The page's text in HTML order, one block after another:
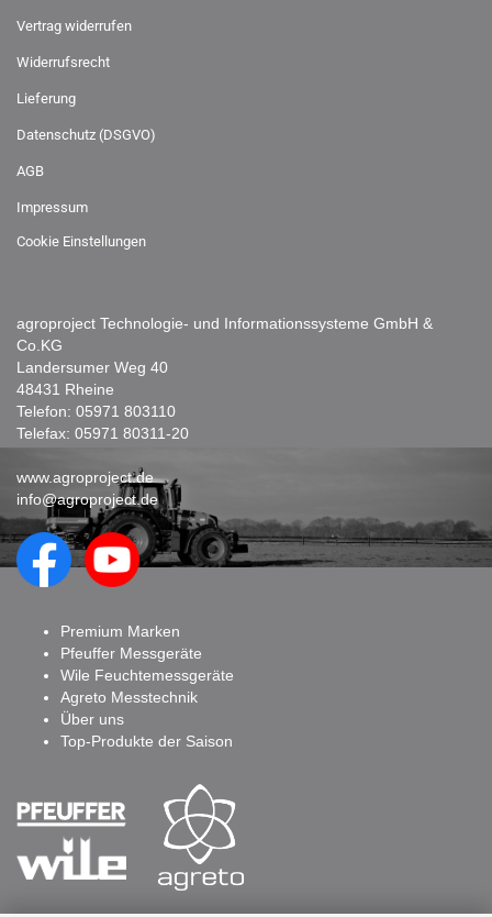
Vertrag widerrufen
Widerrufsrecht
Lieferung
Datenschutz (DSGVO)
AGB
Impressum
Cookie Einstellungen
agroproject Technologie- und Informationssysteme GmbH &
Co.KG
Landersumer Weg 40
48431 Rheine
Telefon: 05971 803110
Telefax: 05971 80311-20
www.agroproject.de
info@agroproject.de
Premium Marken
Pfeuffer Messgeräte
Wile Feuchtemessgeräte
Agreto Messtechnik
Über uns
Top-Produkte der Saison